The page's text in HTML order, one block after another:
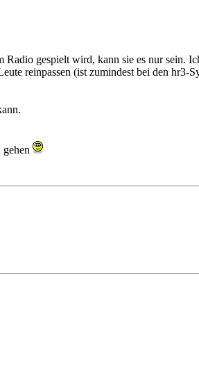
gespielt wird, kann sie es nur sein.
reinpassen (ist zumindest bei den hr3-